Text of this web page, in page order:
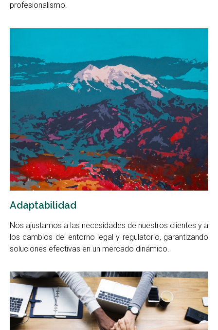
profesionalismo.
Adaptabilidad
Nos ajustamos a las necesidades de nuestros clientes y a
los cambios del entorno legal y regulatorio, garantizando
soluciones efectivas en un mercado dinámico.